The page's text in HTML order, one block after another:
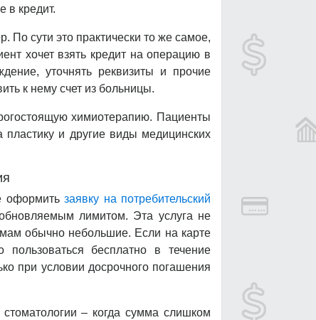
в кредит.
По сути это практически то же самое,
хочет взять кредит на операцию в
уточнять реквизиты и прочие
к нему счет из больницы.
химиотерапию. Пациенты
и другие виды медицинских
оформитьзаявку на потребительский
лимитом. Эта услуга не
обычно небольшие. Если на карте
бесплатно в течение
при условии досрочного погашения
– когда сумма слишком